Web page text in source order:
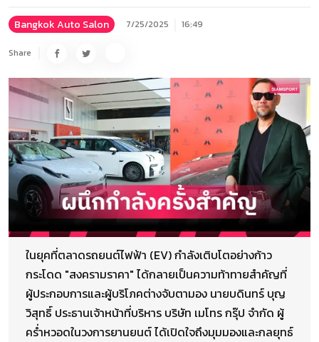
Bangkok Auto Salon 7/25/2025 16:49
Share
ในยุคที่ตลาดรถยนต์ไฟฟ้า (EV) กำลังเติบโตอย่างก้าว
กระโดด "สงครามราคา" ได้กลายเป็นความท้าทายสำคัญที่
ผู้ประกอบการและผู้บริโภคต่างจับตามอง นายบดินทร์ บุญ
วิสุทธิ์ ประธานเจ้าหน้าที่บริหาร บริษัท เมโทร กรุ๊ป จำกัด ผู้
คร่ำหวอดในวงการยานยนต์ ได้เปิดใจถึงมุมมองและกลยุทธ์